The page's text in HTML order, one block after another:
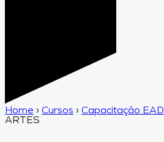
Home › Cursos › Capacitação EAD
ARTES